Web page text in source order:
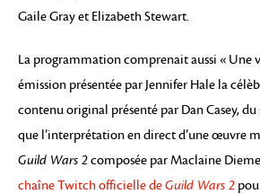
Gaile Gray et Elizabeth Stewart.
La programmation comprenait aussi « Une
émission présentée par Jennifer Hale la
contenu original présenté par Dan Casey, du
que l’interprétation en direct d’une œuvre
Guild Wars 2composée par Maclaine
chaîne Twitch officielle deGuild Wars 2